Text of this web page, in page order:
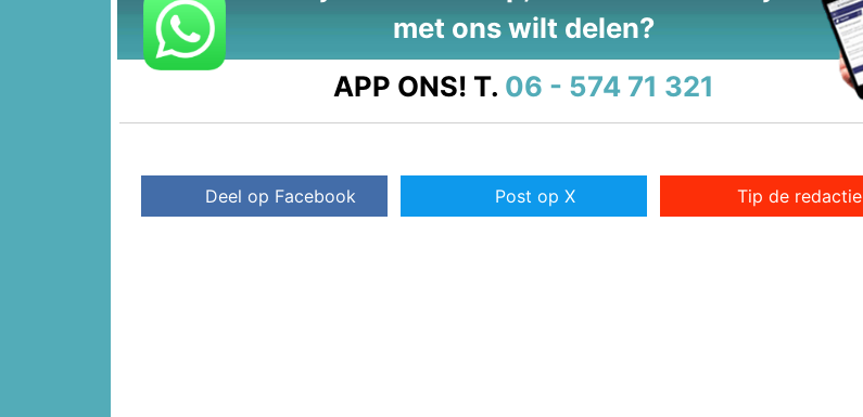
met ons wilt delen?
APP ONS! T. 06 - 574 71 321
Deel op Facebook Post op X Tip de redactie